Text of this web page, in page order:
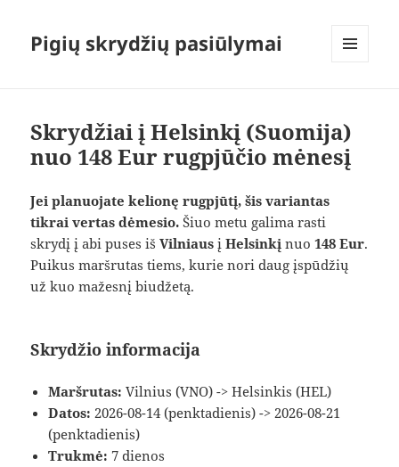
Pigių skrydžių pasiūlymai
Skrydžiai į Helsinkį (Suomija)
nuo 148 Eur rugpjūčio mėnesį
Jei planuojate kelionę rugpjūtį, šis variantas
tikrai vertas dėmesio. Šiuo metu galima rasti
skrydį į abi puses išVilniaus įHelsinkį nuo148 Eur.
Puikus maršrutas tiems, kurie nori daug įspūdžių
už kuo mažesnį biudžetą.
Skrydžio informacija
Maršrutas: Vilnius (VNO) -> Helsinkis (HEL)
Datos: 2026-08-14 (penktadienis) -> 2026-08-21
(penktadienis)
Trukmė: 7 dienos